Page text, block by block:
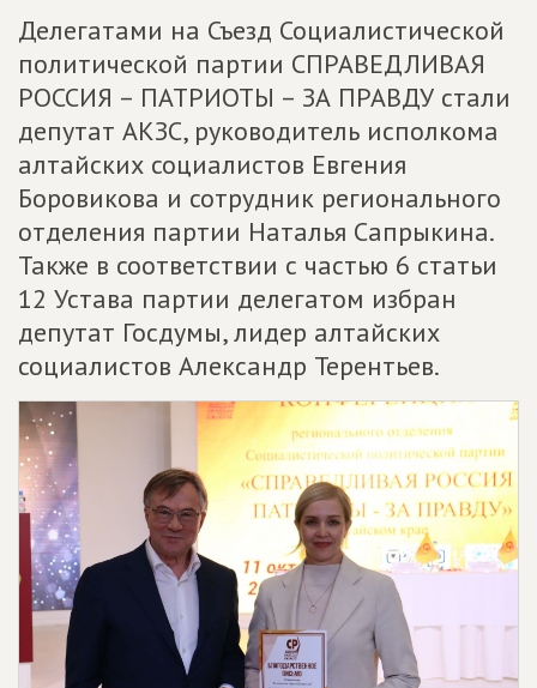
Делегатами на Съезд Социалистической
политической партии СПРАВЕДЛИВАЯ
РОССИЯ – ПАТРИОТЫ – ЗА ПРАВДУ стали
депутат АКЗС, руководитель исполкома
алтайских социалистов Евгения
Боровикова и сотрудник регионального
отделения партии Наталья Сапрыкина.
Также в соответствии с частью 6 статьи
12 Устава партии делегатом избран
депутат Госдумы, лидер алтайских
социалистов Александр Терентьев.